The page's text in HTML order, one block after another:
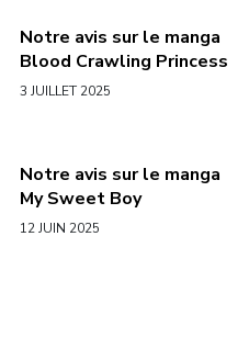
Notre avis sur le manga
Blood Crawling Princess
3 JUILLET 2025
Notre avis sur le manga
My Sweet Boy
12 JUIN 2025